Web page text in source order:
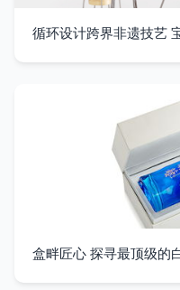
循环设计跨界非遗技艺
盒畔匠心 探寻最顶级的